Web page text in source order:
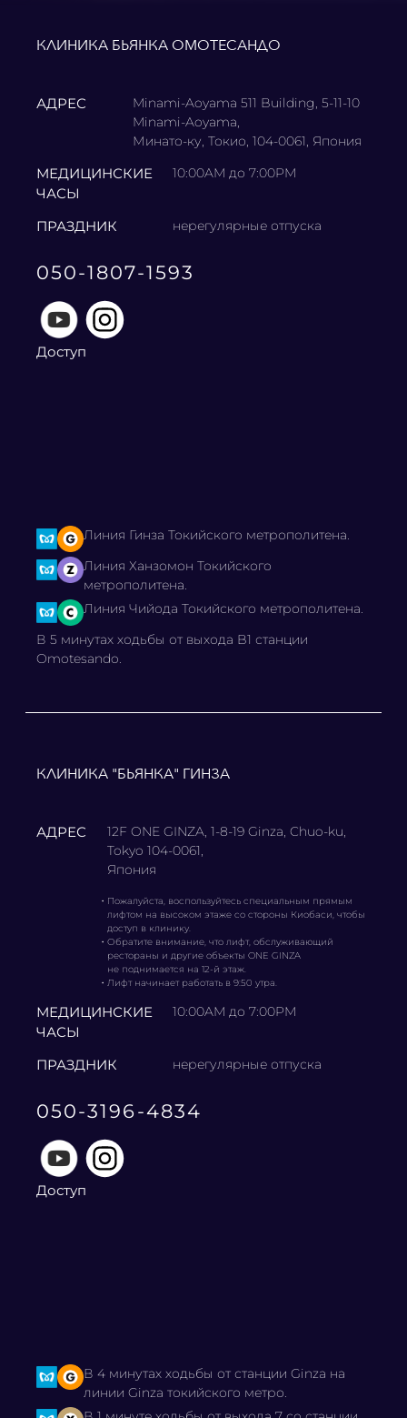
КЛИНИКА БЬЯНКА ОМОТЕСАНДО
АДРЕС
Minami-Aoyama 511 Building, 5-11-10
Minami-Aoyama,
Минато-ку, Токио, 104-0061, Япония
МЕДИЦИНСКИЕ
ЧАСЫ
10:00AM до 7:00PM
ПРАЗДНИК нерегулярные отпуска
050-1807-1593
Доступ
Линия Гинза Токийского метрополитена.
Линия Ханзомон Токийского
метрополитена.
Линия Чийода Токийского метрополитена.
В 5 минутах ходьбы от выхода B1 станции
Omotesando.
КЛИНИКА "БЬЯНКА" ГИНЗА
АДРЕС
12F ONE GINZA, 1-8-19 Ginza, Chuo-ku,
Tokyo 104-0061,
Япония
・ Пожалуйста, воспользуйтесь специальным прямым
лифтом на высоком этаже со стороны Киобаси, чтобы
доступ в клинику.
・ Обратите внимание, что лифт, обслуживающий
рестораны и другие объекты ONE GINZA
не поднимается на 12-й этаж.
・ Лифт начинает работать в 9:50 утра.
МЕДИЦИНСКИЕ
ЧАСЫ
10:00AM до 7:00PM
ПРАЗДНИК нерегулярные отпуска
050-3196-4834
Доступ
В 4 минутах ходьбы от станции Ginza на
линии Ginza токийского метро.